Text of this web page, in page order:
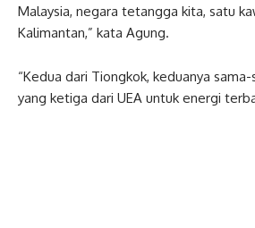
Malaysia, negara tetangga kita, satu
Kalimantan,” kata Agung.
“Kedua dari Tiongkok, keduanya
yang ketiga dari UEA untuk energi